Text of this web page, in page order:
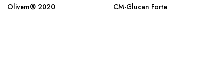
Olivem® 2020 CM-Glucan Forte